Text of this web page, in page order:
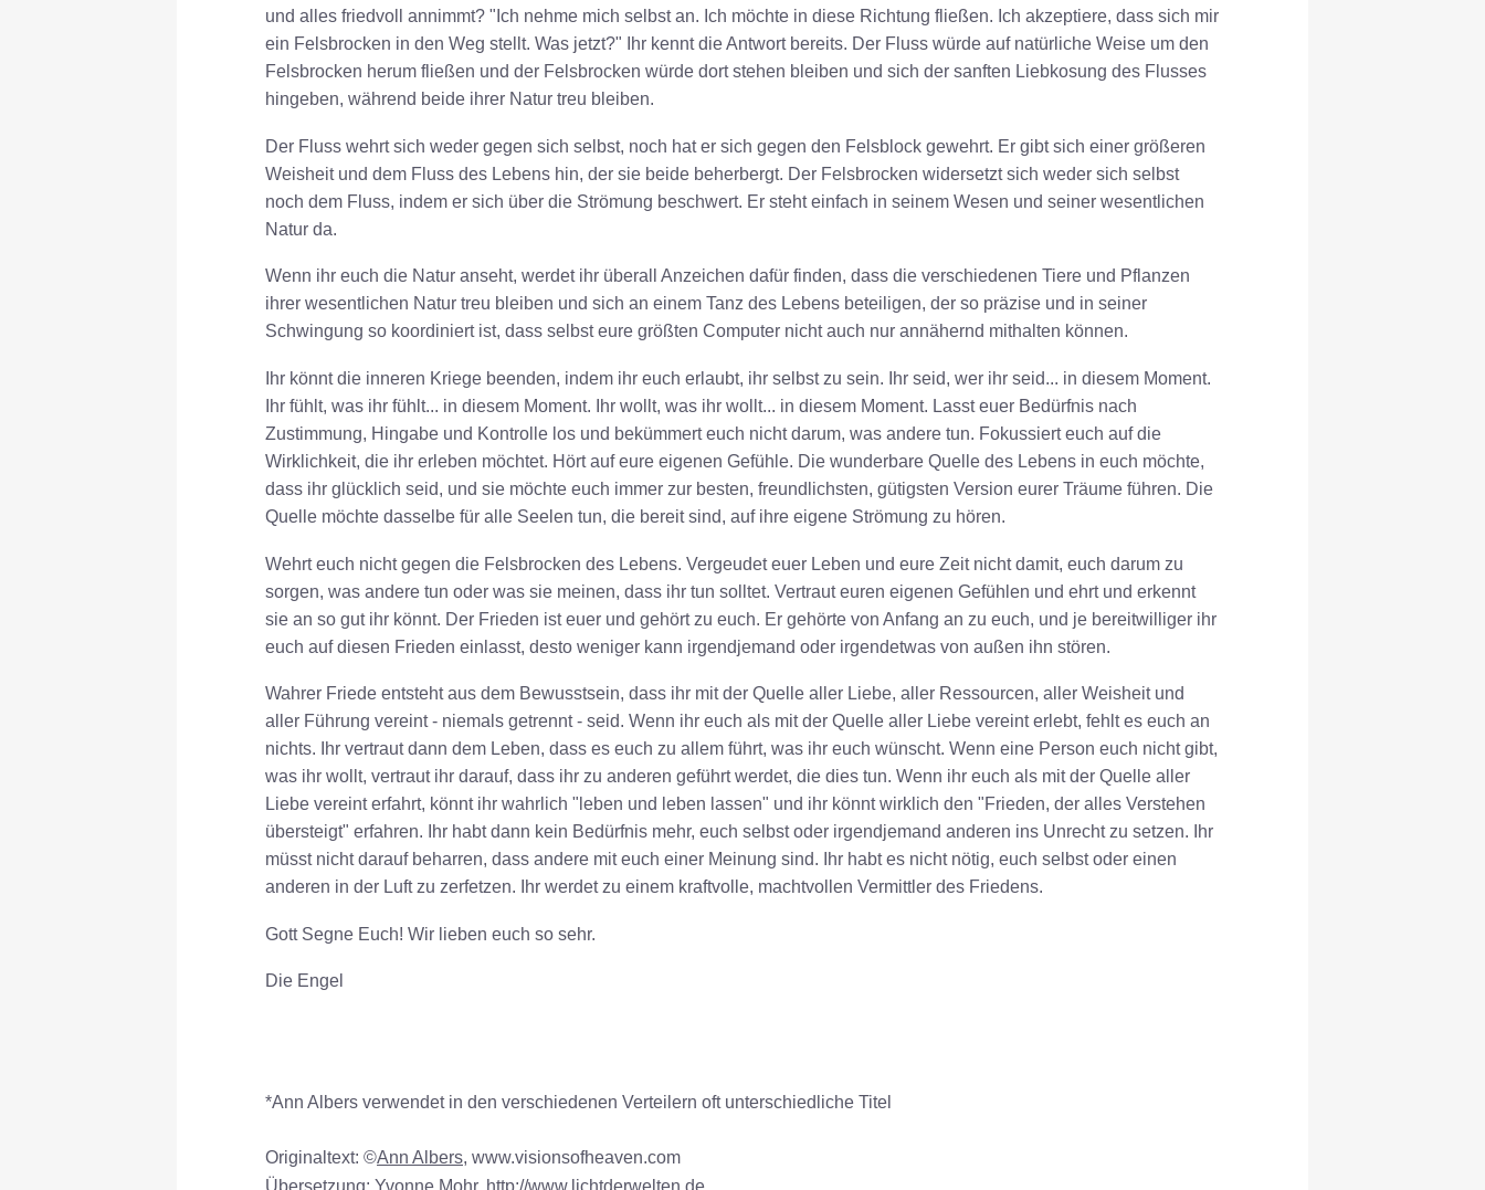
und alles friedvoll annimmt? "Ich nehme mich selbst an. Ich möchte in diese Richtung fließen. Ich akzeptiere, dass sich mir
ein Felsbrocken in den Weg stellt. Was jetzt?" Ihr kennt die Antwort bereits. Der Fluss würde auf natürliche Weise um den
Felsbrocken herum fließen und der Felsbrocken würde dort stehen bleiben und sich der sanften Liebkosung des Flusses
hingeben, während beide ihrer Natur treu bleiben.
Der Fluss wehrt sich weder gegen sich selbst, noch hat er sich gegen den Felsblock gewehrt. Er gibt sich einer größeren
Weisheit und dem Fluss des Lebens hin, der sie beide beherbergt. Der Felsbrocken widersetzt sich weder sich selbst
noch dem Fluss, indem er sich über die Strömung beschwert. Er steht einfach in seinem Wesen und seiner wesentlichen
Natur da.
Wenn ihr euch die Natur anseht, werdet ihr überall Anzeichen dafür finden, dass die verschiedenen Tiere und Pflanzen
ihrer wesentlichen Natur treu bleiben und sich an einem Tanz des Lebens beteiligen, der so präzise und in seiner
Schwingung so koordiniert ist, dass selbst eure größten Computer nicht auch nur annähernd mithalten können.
Ihr könnt die inneren Kriege beenden, indem ihr euch erlaubt, ihr selbst zu sein. Ihr seid, wer ihr seid... in diesem Moment.
Ihr fühlt, was ihr fühlt... in diesem Moment. Ihr wollt, was ihr wollt... in diesem Moment. Lasst euer Bedürfnis nach
Zustimmung, Hingabe und Kontrolle los und bekümmert euch nicht darum, was andere tun. Fokussiert euch auf die
Wirklichkeit, die ihr erleben möchtet. Hört auf eure eigenen Gefühle. Die wunderbare Quelle des Lebens in euch möchte,
dass ihr glücklich seid, und sie möchte euch immer zur besten, freundlichsten, gütigsten Version eurer Träume führen. Die
Quelle möchte dasselbe für alle Seelen tun, die bereit sind, auf ihre eigene Strömung zu hören.
Wehrt euch nicht gegen die Felsbrocken des Lebens. Vergeudet euer Leben und eure Zeit nicht damit, euch darum zu
sorgen, was andere tun oder was sie meinen, dass ihr tun solltet. Vertraut euren eigenen Gefühlen und ehrt und erkennt
sie an so gut ihr könnt. Der Frieden ist euer und gehört zu euch. Er gehörte von Anfang an zu euch, und je bereitwilliger ihr
euch auf diesen Frieden einlasst, desto weniger kann irgendjemand oder irgendetwas von außen ihn stören.
Wahrer Friede entsteht aus dem Bewusstsein, dass ihr mit der Quelle aller Liebe, aller Ressourcen, aller Weisheit und
aller Führung vereint - niemals getrennt - seid. Wenn ihr euch als mit der Quelle aller Liebe vereint erlebt, fehlt es euch an
nichts. Ihr vertraut dann dem Leben, dass es euch zu allem führt, was ihr euch wünscht. Wenn eine Person euch nicht gibt,
was ihr wollt, vertraut ihr darauf, dass ihr zu anderen geführt werdet, die dies tun. Wenn ihr euch als mit der Quelle aller
Liebe vereint erfahrt, könnt ihr wahrlich "leben und leben lassen" und ihr könnt wirklich den "Frieden, der alles Verstehen
übersteigt" erfahren. Ihr habt dann kein Bedürfnis mehr, euch selbst oder irgendjemand anderen ins Unrecht zu setzen. Ihr
müsst nicht darauf beharren, dass andere mit euch einer Meinung sind. Ihr habt es nicht nötig, euch selbst oder einen
anderen in der Luft zu zerfetzen. Ihr werdet zu einem kraftvolle, machtvollen Vermittler des Friedens.
Gott Segne Euch! Wir lieben euch so sehr.
Die Engel
*Ann Albers verwendet in den verschiedenen Verteilern oft unterschiedliche Titel
Originaltext: ©Ann Albers, www.visionsofheaven.com
Übersetzung: Yvonne Mohr, http://www.lichtderwelten.de